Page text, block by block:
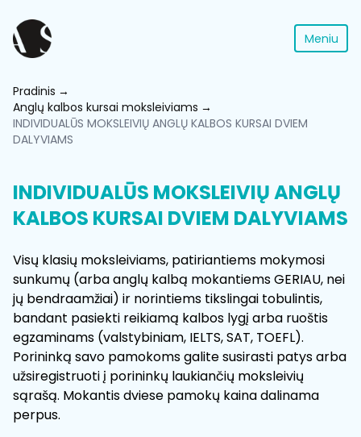
Meniu
Pradinis
Anglų kalbos kursai moksleiviams
INDIVIDUALŪS MOKSLEIVIŲ ANGLŲ KALBOS KURSAI DVIEM
DALYVIAMS
INDIVIDUALŪS MOKSLEIVIŲ ANGLŲ
KALBOS KURSAI DVIEM DALYVIAMS
Visų klasių moksleiviams, patiriantiems mokymosi
sunkumų (arba anglų kalbą mokantiems GERIAU, nei
jų bendraamžiai) ir norintiems tikslingai tobulintis,
bandant pasiekti reikiamą kalbos lygį arba ruoštis
egzaminams (valstybiniam, IELTS, SAT, TOEFL).
Porininką savo pamokoms galite susirasti patys arba
užsiregistruoti į porininkų laukiančių moksleivių
sąrašą. Mokantis dviese pamokų kaina dalinama
perpus.